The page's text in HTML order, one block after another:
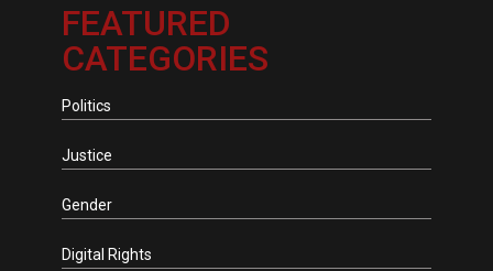
FEATURED
CATEGORIES
Politics
Justice
Gender
Digital Rights